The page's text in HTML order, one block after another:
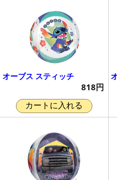
オーブス スティッチ
818円
カートに入れる